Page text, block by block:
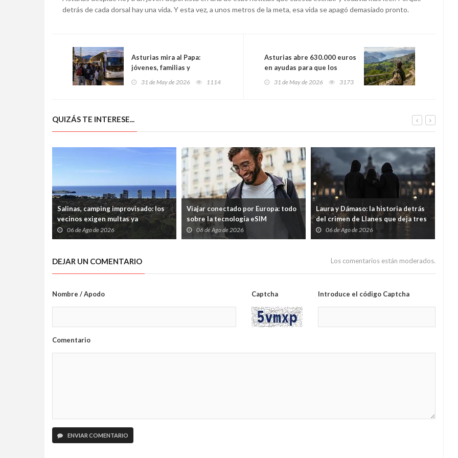
detrás de cada dorsal hay una vida. Y esta vez, a unos metros de la meta, esa vida se apagó demasiado pronto.
Asturias mira al Papa:
jóvenes, familias y
peregrinos viajan a Madrid
en pleno regreso de la
31 de May de 2026 1114
Asturias abre 630.000 euros
en ayudas para que los
concejos mejoren su oferta
turística antes del verano
31 de May de 2026 3173
QUIZÁS TE INTERESE...
Salinas, camping improvisado: los
vecinos exigen multas ya
06 de Ago de 2026
Viajar conectado por Europa: todo
sobre la tecnología eSIM
06 de Ago de 2026
Laura y Dámaso: la historia detrás
del crimen de Llanes que deja tres
hijos huérfanos
06 de Ago de 2026
DEJAR UN COMENTARIO Los comentarios están moderados.
Nombre / Apodo Captcha Introduce el código Captcha
Comentario
ENVIAR COMENTARIO